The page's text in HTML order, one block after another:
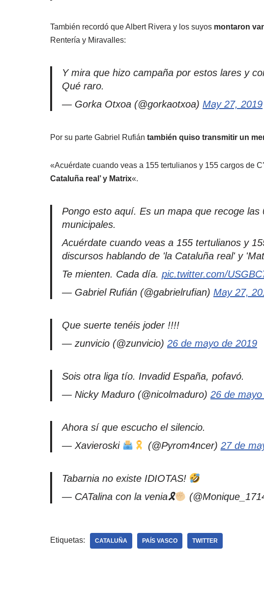
También recordó que Albert Rivera y los suyos montaron
Rentería y Miravalles:
Y mira que hizo campaña por estos lares y
Qué raro.
— Gorka Otxoa (@gorkaotxoa) May 27, 2019
Por su parte Gabriel Rufián también quiso transmitir un
«Acuérdate cuando veas a 155 tertulianos y 155 cargos de
Cataluña real’ y Matrix«.
Pongo esto aquí. Es un mapa que recoge las
municipales.
Acuérdate cuando veas a 155 tertulianos y
discursos hablando de 'la Cataluña real' y
Te mienten. Cada día. pic.twitter.com/
— Gabriel Rufián (@gabrielrufian) May 27,
Que suerte tenéis joder !!!!
— zunvicio (@zunvicio) 26 de mayo de 2019
Sois otra liga tío. Invadid España, pofavó.
— Nicky Maduro (@nicolmaduro) 26 de
Ahora sí que escucho el silencio.
— Xavieroski
(@Pyrom4ncer) 27 de
Tabarnia no existe IDIOTAS!
— CATalina con la venia🎗
Etiquetas: CATALUÑA PAÍS VASCO TWITTER